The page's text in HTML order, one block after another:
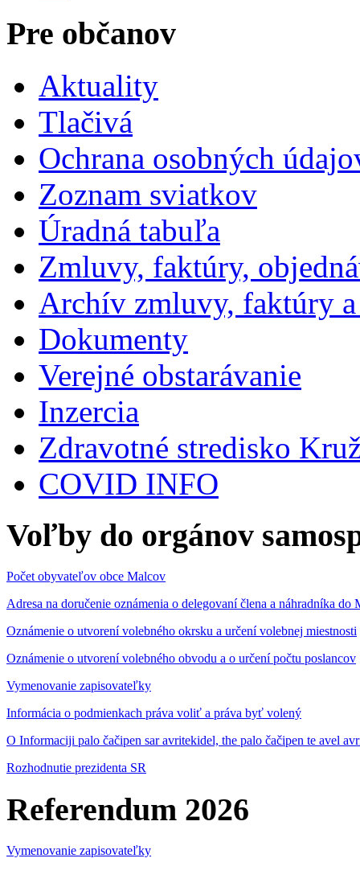
Pre občanov
Aktuality
Tlačivá
Ochrana osobných
Zoznam sviatkov
Úradná tabuľa
Zmluvy, faktúry,
Archív zmluvy, faktúry
Dokumenty
Verejné obstarávanie
Inzercia
Zdravotné stredisko
COVID INFO
Voľby do orgánov
Počet obyvateľov obce Malcov
Adresa na doručenie oznámenia o delegovaní člena a náhradníka
Oznámenie o utvorení volebného okrsku a určení volebnej miestnosti
Oznámenie o utvorení volebného obvodu a o určení počtu poslancov
Vymenovanie zapisovateľky
Informácia o podmienkach práva voliť a práva byť volený
O Informaciji palo čačipen sar avritekidel, the palo čačipen te avel
Rozhodnutie prezidenta SR
Referendum 2026
Vymenovanie zapisovateľky